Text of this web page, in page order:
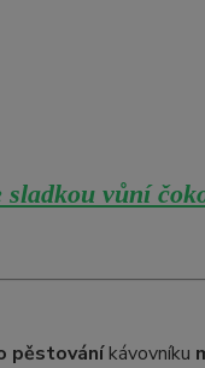
vůní
pěstováníkávovníku